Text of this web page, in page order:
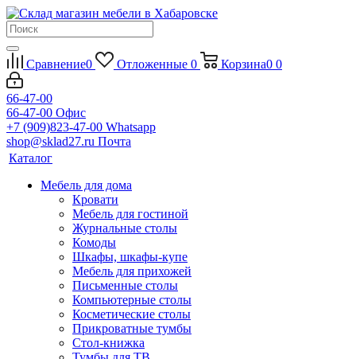
Сравнение0 Отложенные 0 Корзина0 0
66-47-00
66-47-00 Офис
+7 (909)823-47-00 Whatsapp
shop@sklad27.ru Почта
Каталог
Мебель для дома
Кровати
Мебель для гостиной
Журнальные столы
Комоды
Шкафы, шкафы-купе
Мебель для прихожей
Письменные столы
Компьютерные столы
Косметические столы
Прикроватные тумбы
Стол-книжка